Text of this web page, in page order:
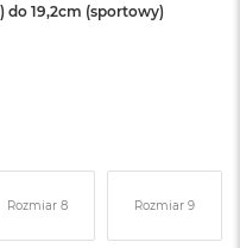
do 19,2cm (sportowy)
Rozmiar 8 Rozmiar 9